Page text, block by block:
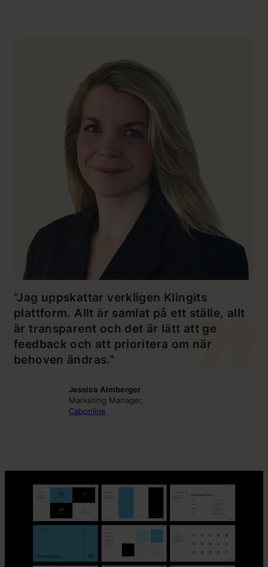
“Jag uppskattar verkligen Klingits
plattform. Allt är samlat på ett ställe, allt
är transparent och det är lätt att ge
feedback och att prioritera om när
behoven ändras.”
Jessica Almberger
Marketing Manager,
Cabonline